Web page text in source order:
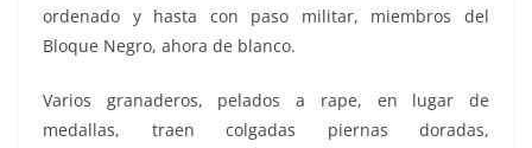
ordenado y hasta con paso militar, miembros del
Bloque Negro, ahora de blanco.
Varios granaderos, pelados a rape, en lugar de
medallas, traen colgadas piernas doradas,